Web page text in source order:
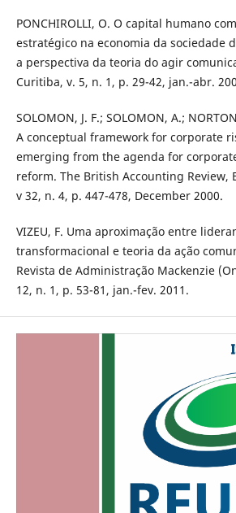
PONCHIROLLI, O. O capital humano
estratégico na economia da sociedade
a perspectiva da teoria do agir
Curitiba, v. 5, n. 1, p. 29-42, jan.-abr.
SOLOMON, J. F.; SOLOMON, A.;
A conceptual framework for corporate
emerging from the agenda for
reform. The British Accounting Review,
v 32, n. 4, p. 447-478, December 2000.
VIZEU, F. Uma aproximação entre
transformacional e teoria da ação
Revista de Administração Mackenzie
12, n. 1, p. 53-81, jan.-fev. 2011.